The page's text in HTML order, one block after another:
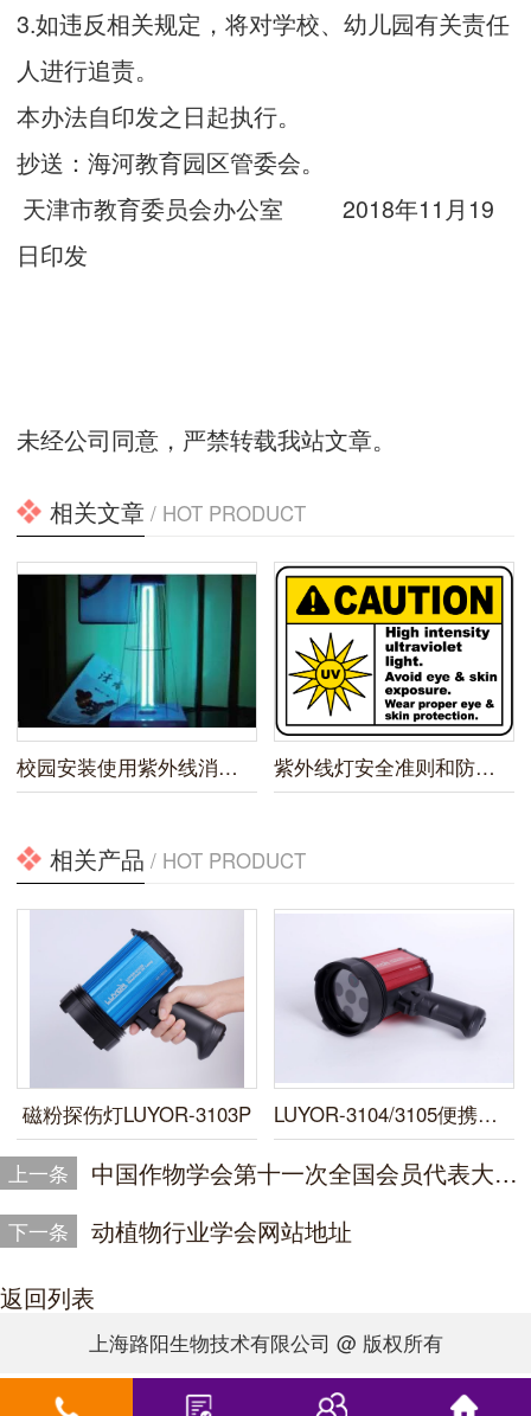
3.如违反相关规定，将对学校、幼儿园有关责任
人进行追责。
本办法自印发之日起执行。
抄送：海河教育园区管委会。
天津市教育委员会办公室 2018年11月19
日印发
未经公司同意，严禁转载我站文章。
相关文章 / HOT PRODUCT
校园安装使用紫外线消毒灯新规 紫外线灯安全准则和防护指南
相关产品 / HOT PRODUCT
磁粉探伤灯LUYOR-3103P LUYOR-3104/3105便携式LED紫外线探伤灯
上一条 中国作物学会第十一次全国会员代表大会暨2019年学术年会
下一条
动植物行业学会网站地址
返回列表
上海路阳生物技术有限公司 @ 版权所有